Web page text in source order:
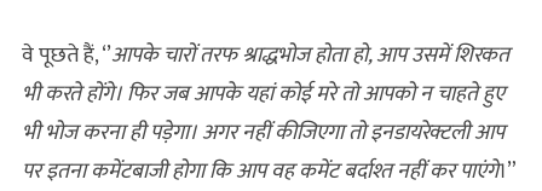
वे पूछते हैं, ‘’आपके चारों तरफ श्राद्धभोज होता हो, आप उसमें शिरकत
भी करते होंगे। फिर जब आपके यहां कोई मरे तो आपको न चाहते हुए
भी भोज करना ही पड़ेगा। अगर नहीं कीजिएगा तो इनडायरेक्टली आप
पर इतना कमेंटबाजी होगा कि आप वह कमेंट बर्दाश्त नहीं कर पाएंगे।”